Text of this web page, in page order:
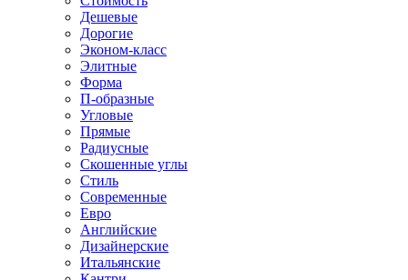
Дешевые
Дорогие
Эконом-класс
Элитные
Форма
П-образные
Угловые
Прямые
Радиусные
Скошенные углы
Стиль
Современные
Евро
Английские
Дизайнерские
Итальянские